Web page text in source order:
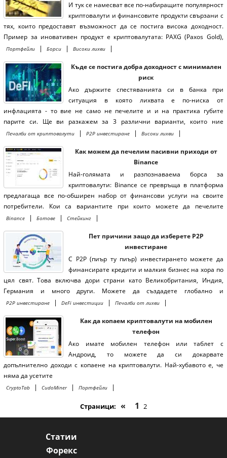
популярна платформа не са за търговия, а и за инвестиции.
И тук се намесват все по-набиращите популярност
криптовалути и финансовите продукти свързани с
тях, които предоставят възможност да се постига висока доходност.
Пример за иновативен продукт е криптовалутата: PAXG (Paxos Gold),
чиято цена е фиксирана за цената на златото. Цената в за една унция
притежавате инвестиция в злато. Това можете да направите в
повечето борси за криптовалута.
Портфейли | Борси | Високи лихви |
Къде се постига добра доходност с минимален
риск
Ако държите спестяванията си в банка при
ситуация в която лихвата е по-ниска от
инфлацията - то вие не само не печелите и и на практика губите
парите си. Ще ви разкажем за 3 различни варианти, които ние
ползваме
Печалби от криптовалути | P2P инвестиране | Високи лихви |
Как можем да печелим пасивни приходи от
Binance
Най-голямата и разпознаваема борса за
криптовалути: Binance се превръща в платформа
предлагаща все по-обширен набор от финансови услуги на своите
потребители. Кои са вариантите при които можете да печелите
доходност пасивно и какви са рисковете свързани с тях
Binance | Ботове | Стейкинг |
Пет причини защо да изберете P2P
инвестиране
С P2P (пиър ту пиър) инвестирането можете да
финансирате кредити и малкия бизнес на хора по
цял свят. Това включва дори страни като Великобритания, Индия,
Германия и много други. Можете да създадете глобално и
разнообразно портфолио за кредити.
P2P инвестиране | DeFi инвестиции | Печалби от лихви |
Как да копаем криптовалути на мобилен
телефон
Ако имате мобилен телефон или таблет с
Андроид, то можете да си докарвате
допълнително доходи с копаене на криптовалути. Най-хубавото е, че
няма да усетите
CryptoTab | CudoMiner | Портфейли |
Страници: « 1 2
Статии
Форекс